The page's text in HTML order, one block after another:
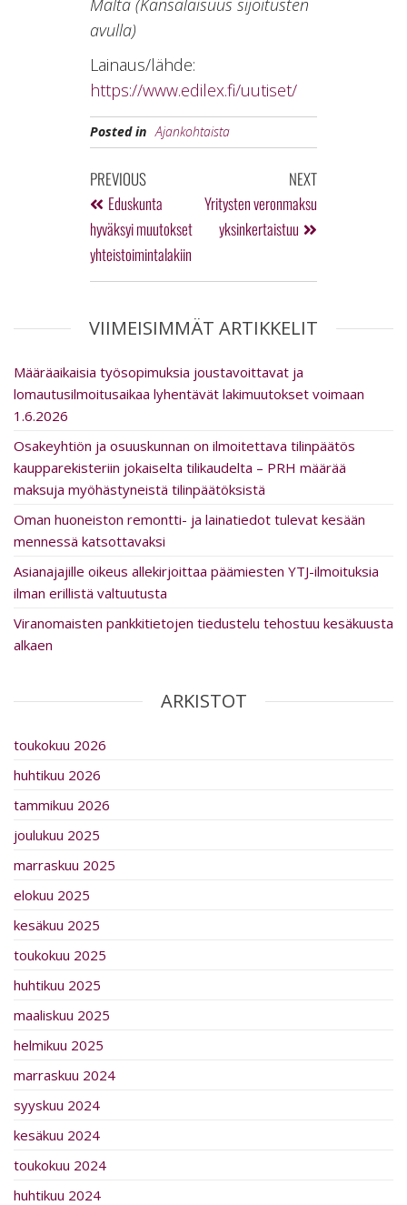
Malta (Kansalaisuus sijoitusten
avulla)
Lainaus/lähde:
https://www.edilex.fi/uutiset/
Posted in Ajankohtaista
PREVIOUS
Eduskunta
hyväksyi muutokset
yhteistoimintalakiin
NEXT
Yritysten veronmaksu
yksinkertaistuu
VIIMEISIMMÄT ARTIKKELIT
Määräaikaisia työsopimuksia joustavoittavat ja
lomautusilmoitusaikaa lyhentävät lakimuutokset voimaan
1.6.2026
Osakeyhtiön ja osuuskunnan on ilmoitettava tilinpäätös
kaupparekisteriin jokaiselta tilikaudelta – PRH määrää
maksuja myöhästyneistä tilinpäätöksistä
Oman huoneiston remontti- ja lainatiedot tulevat kesään
mennessä katsottavaksi
Asia­na­ja­jille oikeus al­le­kir­joit­taa päämiesten YTJ-ilmoituksia
ilman erillistä valtuutusta
Viranomaisten pankkitietojen tiedustelu tehostuu kesäkuusta
alkaen
ARKISTOT
toukokuu 2026
huhtikuu 2026
tammikuu 2026
joulukuu 2025
marraskuu 2025
elokuu 2025
kesäkuu 2025
toukokuu 2025
huhtikuu 2025
maaliskuu 2025
helmikuu 2025
marraskuu 2024
syyskuu 2024
kesäkuu 2024
toukokuu 2024
huhtikuu 2024